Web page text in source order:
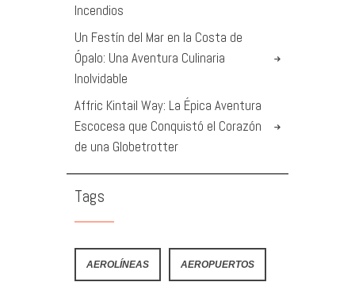
Incendios
Un Festín del Mar en la Costa de
Ópalo: Una Aventura Culinaria
Inolvidable
Affric Kintail Way: La Épica Aventura
Escocesa que Conquistó el Corazón
de una Globetrotter
Tags
AEROLÍNEAS AEROPUERTOS